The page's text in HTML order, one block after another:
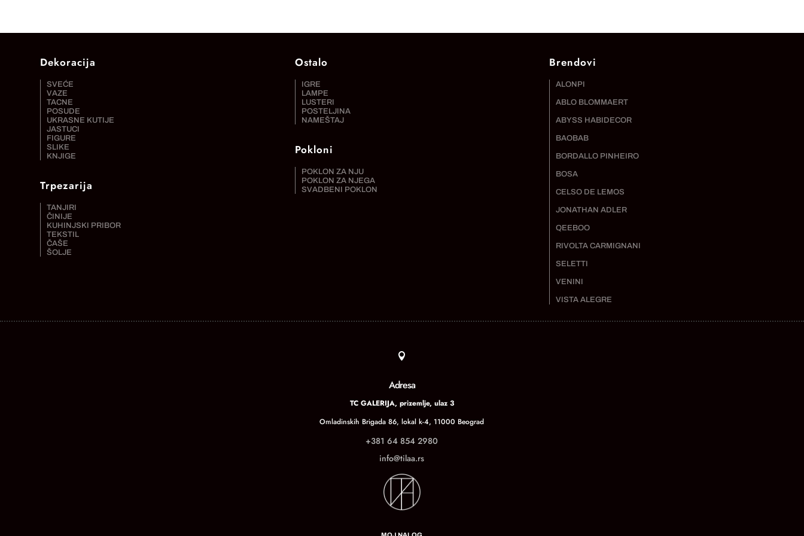
Dekoracija
SVEĆE
VAZE
TACNE
POSUDE
UKRASNE KUTIJE
JASTUCI
FIGURE
SLIKE
KNJIGE
Trpezarija
TANJIRI
ČINIJE
KUHINJSKI PRIBOR
TEKSTIL
ČAŠE
ŠOLJE
Ostalo
IGRE
LAMPE
LUSTERI
POSTELJINA
NAMEŠTAJ
Pokloni
POKLON ZA NJU
POKLON ZA NJEGA
SVADBENI POKLON
Brendovi
ALONPI
ABLO BLOMMAERT
ABYSS HABIDECOR
BAOBAB
BORDALLO PINHEIRO
BOSA
CELSO DE LEMOS
JONATHAN ADLER
QEEBOO
RIVOLTA CARMIGNANI
SELETTI
VENINI
VISTA ALEGRE

Adresa
TC GALERIJA, prizemlje, ulaz 3
Omladinskih Brigada 86, lokal k-4, 11000 Beograd
+381 64 854 2980
info@tilaa.rs